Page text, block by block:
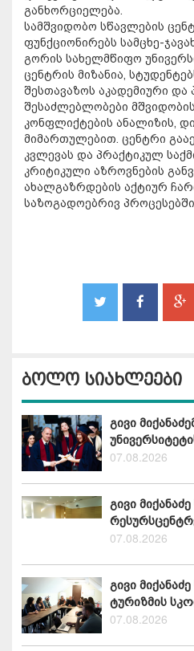
განხორციელება.
სამშვიდობო სწავლების
ფუნქციონირებს სამცხე-
გორის სახელმწიფო
ცენტრის მიზანია,
შესთავაზოს აკადემიური და
შესაძლებლობები
კონფლიქტების ანალიზის,
მიმართულებით. ცენტრი
კვლევას და პრაქტიკულ
კრიტიკული აზროვნების
ახალგაზრდების აქტიურ
საზოგადოებრივ პროცესებში.
ბოლო სიახლეები
გივი
07.08.2026
გივი
07.08.2026
გივი
ტურიზმის
07.08.2026